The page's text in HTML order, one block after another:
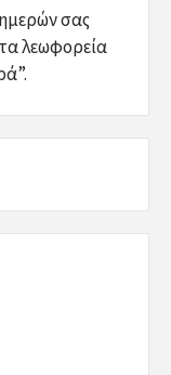
σας
λεωφορεία